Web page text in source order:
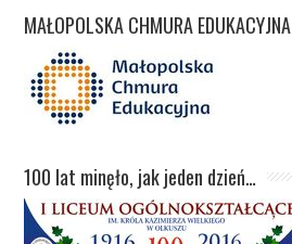
MAŁOPOLSKA CHMURA EDUKACYJNA
100 lat minęło, jak jeden dzień…